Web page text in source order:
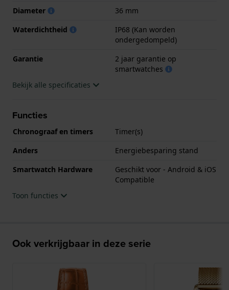
Diameter
36 mm
Waterdichtheid
IP68 (Kan worden
ondergedompeld)
Garantie
2 jaar garantie op
smartwatches
Bekijk alle specificaties
Functies
Chronograaf en timers
Timer(s)
Anders
Energiebesparing stand
Smartwatch Hardware
Geschikt voor - Android & iOS
Compatible
Toon functies
Ook verkrijgbaar in deze serie